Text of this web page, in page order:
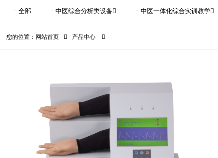
全部 中医综合分析类设备 中医一体化综合实训教学
您的位置： 网站首页 产品中心